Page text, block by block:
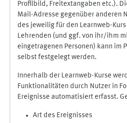
Profilbild, Freitextangaben etc.).
Mail-Adresse gegenüber anderen
des jeweilig für den Learnweb-
Lehrenden (und ggf. von ihr/ihm
eingetragenen Personen) kann im
selbst festgelegt werden.
Innerhalb der Learnweb-Kurse
Funktionalitäten durch Nutzer in
Ereignisse automatisiert erfasst.
Art des Ereignisses